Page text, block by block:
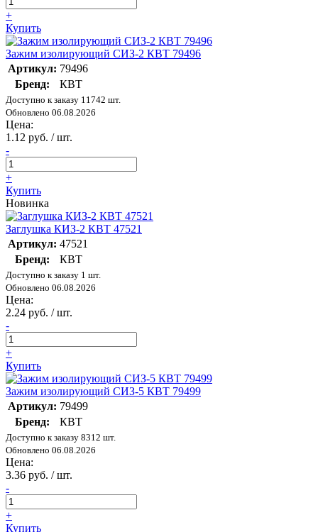
+
Купить
Зажим изолирующий СИЗ-2 КВТ 79496
Артикул: 79496
Бренд:
КВТ
Доступно к заказу 11742 шт.
Обновлено 06.08.2026
Цена:
1.12 руб. / шт.
-
+
Купить
Новинка
Заглушка КИЗ-2 КВТ 47521
Артикул: 47521
Бренд:
КВТ
Доступно к заказу 1 шт.
Обновлено 06.08.2026
Цена:
2.24 руб. / шт.
-
+
Купить
Зажим изолирующий СИЗ-5 КВТ 79499
Артикул: 79499
Бренд:
КВТ
Доступно к заказу 8312 шт.
Обновлено 06.08.2026
Цена:
3.36 руб. / шт.
-
+
Купить